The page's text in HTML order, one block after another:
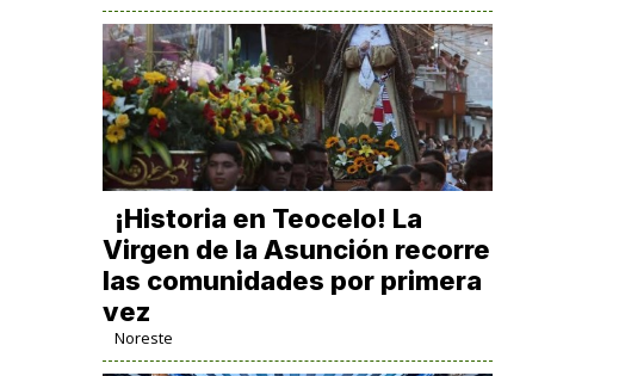
​¡Historia en Teocelo! La
Virgen de la Asunción recorre
las comunidades por primera
vez
Noreste